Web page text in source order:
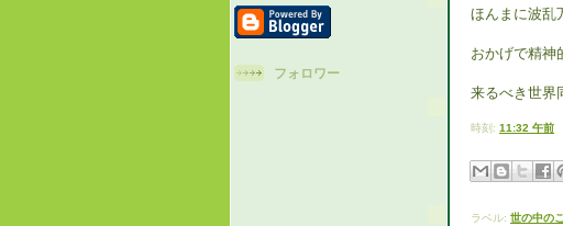
フォロワー
ほんまに波
おかげで精神
来るべき世界
時刻: 11:32 午前
ラベル: 世の中の